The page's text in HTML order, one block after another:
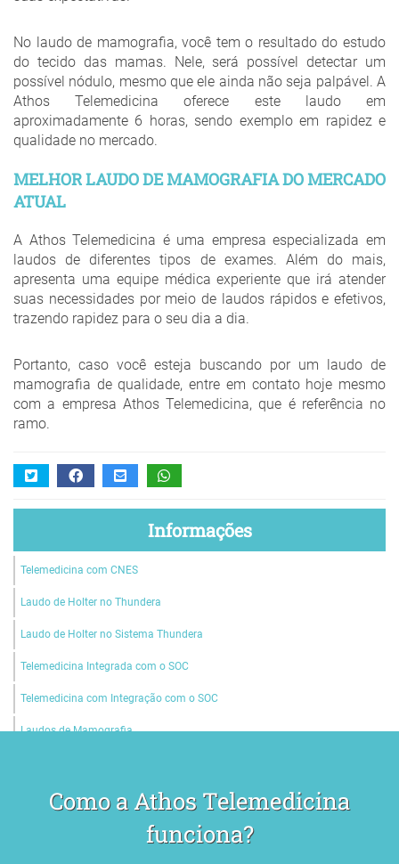
No laudo de mamografia, você tem o resultado do estudo
do tecido das mamas. Nele, será possível detectar um
possível nódulo, mesmo que ele ainda não seja palpável. A
Athos Telemedicina oferece este laudo em
aproximadamente 6 horas, sendo exemplo em rapidez e
qualidade no mercado.
MELHOR LAUDO DE MAMOGRAFIA DO MERCADO
ATUAL
A Athos Telemedicina é uma empresa especializada em
laudos de diferentes tipos de exames. Além do mais,
apresenta uma equipe médica experiente que irá atender
suas necessidades por meio de laudos rápidos e efetivos,
trazendo rapidez para o seu dia a dia.
Portanto, caso você esteja buscando por um laudo de
mamografia de qualidade, entre em contato hoje mesmo
com a empresa Athos Telemedicina, que é referência no
ramo.
Informações
Telemedicina com CNES
Laudo de Holter no Thundera
Laudo de Holter no Sistema Thundera
Telemedicina Integrada com o SOC
Telemedicina com Integração com o SOC
Laudos de Mamografia
Laudos de Teste Ergométrico
Como a Athos Telemedicina
funciona?